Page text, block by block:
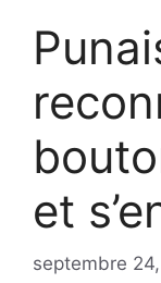
et
septembre